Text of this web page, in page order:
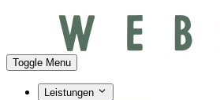
Toggle Menu
Leistungen